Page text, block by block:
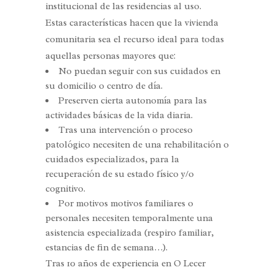
institucional de las residencias al uso.
Estas características hacen que la vivienda
comunitaria sea el recurso ideal para todas
aquellas personas mayores que:
No puedan seguir con sus cuidados en
su domicilio o centro de día.
Preserven cierta autonomía para las
actividades básicas de la vida diaria.
Tras una intervención o proceso
patológico necesiten de una rehabilitación o
cuidados especializados, para la
recuperación de su estado físico y/o
cognitivo.
Por motivos motivos familiares o
personales necesiten temporalmente una
asistencia especializada (respiro familiar,
estancias de fin de semana…).
Tras 10 años de experiencia en O Lecer